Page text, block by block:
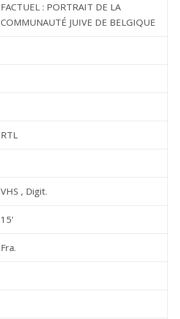
FACTUEL : PORTRAIT DE LA
COMMUNAUTÉ JUIVE DE BELGIQUE
RTL
VHS , Digit.
15'
Fra.